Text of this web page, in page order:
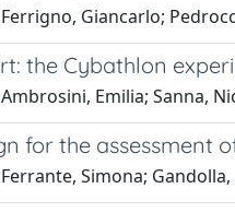
Giancarlo;
the Cybathlon
Emilia; Sanna,
for the
Simona;